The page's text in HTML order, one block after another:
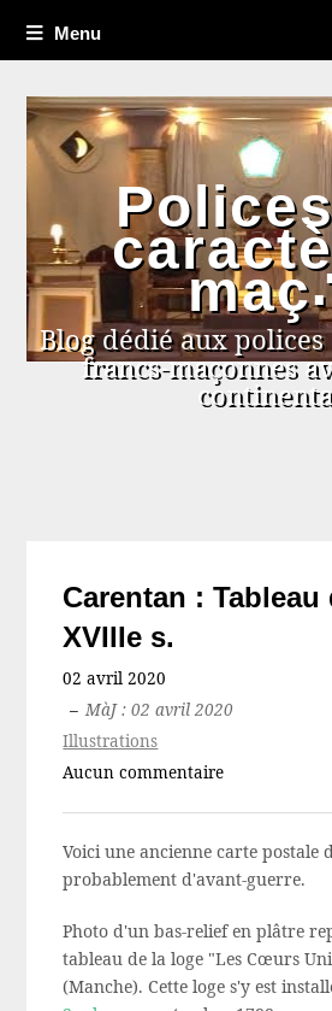
Menu
Blog dédié aux polices
francs-maçonnes
Carentan : Tableau
XVIIIe s.
02 avril 2020
–MàJ : 02 avril 2020
Illustrations
Aucun commentaire
Voici une ancienne carte postale
probablement d'avant-guerre.
Photo d'un bas-relief en plâtre
tableau de la loge "Les Cœurs
(Manche). Cette loge s'y est